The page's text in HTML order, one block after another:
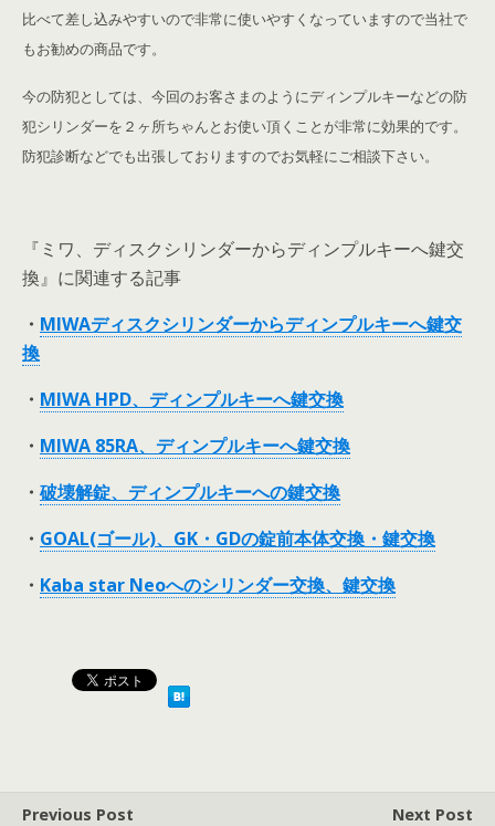
比べて差し込みやすいので非常に使いやすくなっていますので当社で
もお勧めの商品です。
今の防犯としては、今回のお客さまのようにディンプルキーなどの防
犯シリンダーを２ヶ所ちゃんとお使い頂くことが非常に効果的です。
防犯診断などでも出張しておりますのでお気軽にご相談下さい。
『ミワ、ディスクシリンダーからディンプルキーへ鍵交
換』に関連する記事
・ MIWAディスクシリンダーからディンプルキーへ鍵交
換
・ MIWA HPD、ディンプルキーへ鍵交換
・ MIWA 85RA、ディンプルキーへ鍵交換
・ 破壊解錠、ディンプルキーへの鍵交換
・ GOAL(ゴール)、GK・GDの錠前本体交換・鍵交換
・ Kaba star Neoへのシリンダー交換、鍵交換
Previous Post Next Post